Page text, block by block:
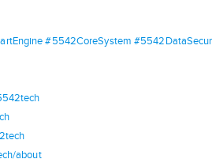
#5542CoreSystem
about